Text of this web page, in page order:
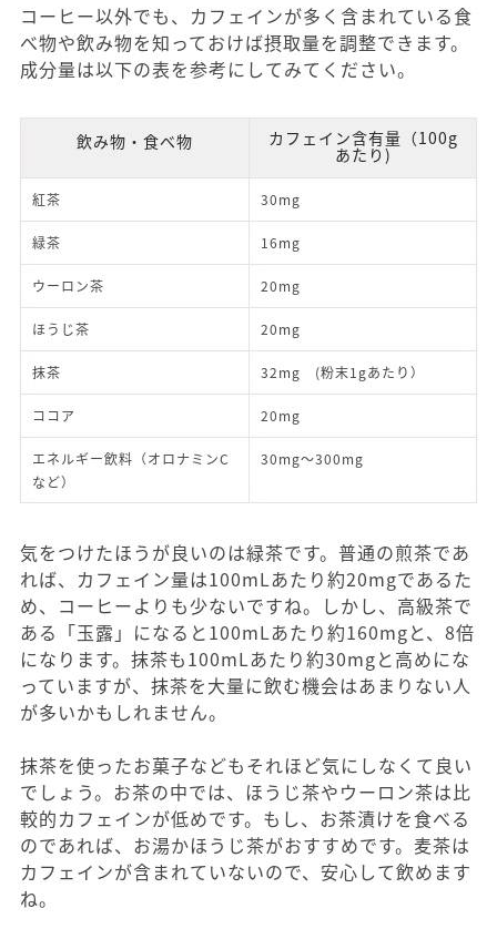
コーヒー以外でも、カフェインが多く含まれている食
べ物や飲み物を知っておけば摂取量を調整できます。
成分量は以下の表を参考にしてみてください。
飲み物・食べ物 カフェイン含有量（100g
あたり)
紅茶 30mg
緑茶 16mg
ウーロン茶 20mg
ほうじ茶 20mg
抹茶 32mg (粉末1gあたり）
ココア 20mg
エネルギー飲料（オロナミンC
など）
30mg～300mg
気をつけたほうが良いのは緑茶です。普通の煎茶であ
れば、カフェイン量は100mLあたり約20mgであるた
め、コーヒーよりも少ないですね。しかし、高級茶で
ある「玉露」になると100mLあたり約160mgと、8倍
になります。抹茶も100mLあたり約30mgと高めにな
っていますが、抹茶を大量に飲む機会はあまりない人
が多いかもしれません。
抹茶を使ったお菓子などもそれほど気にしなくて良い
でしょう。お茶の中では、ほうじ茶やウーロン茶は比
較的カフェインが低めです。もし、お茶漬けを食べる
のであれば、お湯かほうじ茶がおすすめです。麦茶は
カフェインが含まれていないので、安心して飲めます
ね。